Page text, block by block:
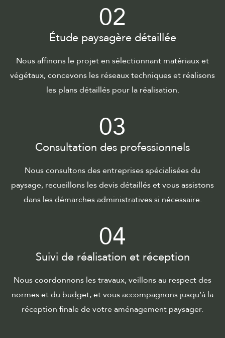
02
Étude paysagère détaillée
Nous affinons le projet en sélectionnant matériaux et
végétaux, concevons les réseaux techniques et réalisons
les plans détaillés pour la réalisation.
03
Consultation des professionnels
Nous consultons des entreprises spécialisées du
paysage, recueillons les devis détaillés et vous assistons
dans les démarches administratives si nécessaire.
04
Suivi de réalisation et réception
Nous coordonnons les travaux, veillons au respect des
normes et du budget, et vous accompagnons jusqu’à la
réception finale de votre aménagement paysager.